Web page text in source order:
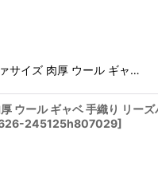
サイズ 肉厚 ウール ギャ…
ール ギャベ 手織り リーズ
245125h807029]